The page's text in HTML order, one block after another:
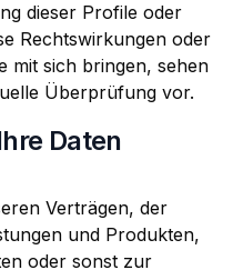
dieser Profile oder
Rechtswirkungen oder
mit sich bringen, sehen
Überprüfung vor.
Daten
Verträgen, der
und Produkten,
oder sonst zur